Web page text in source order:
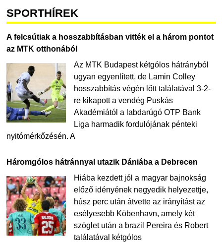
SPORTHÍREK
A felcsútiak a hosszabbításban vitték el a három pontot
az MTK otthonából
Az MTK Budapest kétgólos hátrányból
ugyan egyenlített, de Lamin Colley
hosszabbítás végén lőtt találatával 3-2-
re kikapott a vendég Puskás
Akadémiától a labdarúgó OTP Bank
Liga harmadik fordulójának pénteki
nyitómérkőzésén. A
Háromgólos hátránnyal utazik Dániába a Debrecen
Hiába kezdett jól a magyar bajnokság
előző idényének negyedik helyezettje,
húsz perc után átvette az irányítást az
esélyesebb Köbenhavn, amely két
szöglet után a brazil Pereira és Robert
találatával kétgólos